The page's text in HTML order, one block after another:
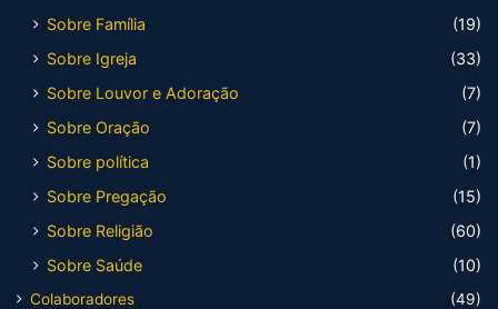
Sobre Família
(19)
Sobre Igreja
(33)
Sobre Louvor e Adoração
(7)
Sobre Oração
(7)
Sobre política
(1)
Sobre Pregação
(15)
Sobre Religião
(60)
Sobre Saúde
(10)
Colaboradores (49)